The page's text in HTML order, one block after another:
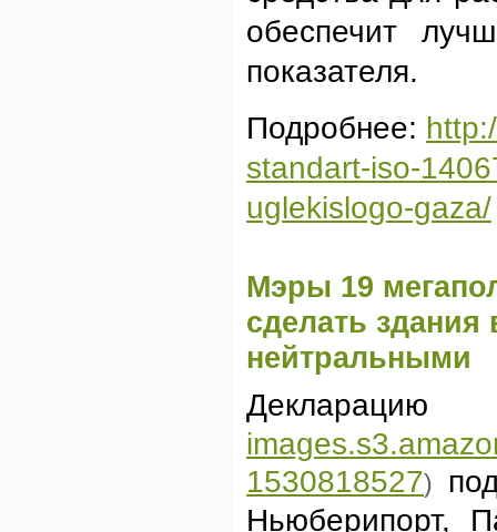
обеспечит
показателя.
Подробнее:
standart-iso-
uglekislogo-gaza/
Мэры 19
сделать здания
нейтральными
1530818527)
Ньюберипорт,